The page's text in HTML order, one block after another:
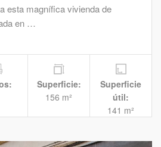
esta magnífica vivienda de
en …
Superficie:
156 m²
Superficie
útil:
141 m²